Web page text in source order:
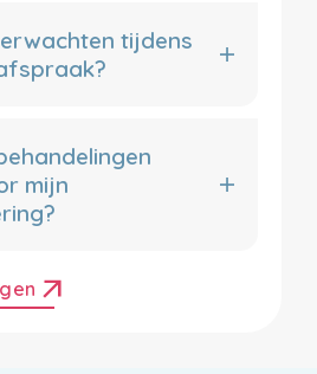
tijdens
mijn
arrow_outward